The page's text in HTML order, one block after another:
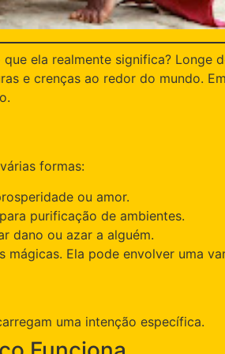
ela realmente significa? Longe
e crenças ao redor do mundo.
formas:
ou amor.
purificação de ambientes.
dano ou azar a alguém.
Ela pode envolver uma
uma intenção específica.